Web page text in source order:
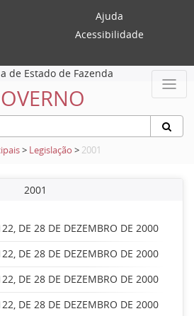
Ajuda
Acessibilidade
de Estado de Fazenda
> Legislação > 2001
2001
DE 28 DE DEZEMBRO DE 2000
DE 28 DE DEZEMBRO DE 2000
DE 28 DE DEZEMBRO DE 2000
DE 28 DE DEZEMBRO DE 2000